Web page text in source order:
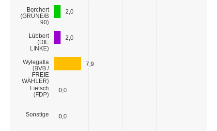
Borchert
(GRÜNE/B
90)
Lübbert
(DIE
LINKE)
Wylegalla
(BVB /
FREIE
WÄHLER)
Lietsch
(FDP)
Sonstige
2,0
2,0
7,9
0,0
0,0